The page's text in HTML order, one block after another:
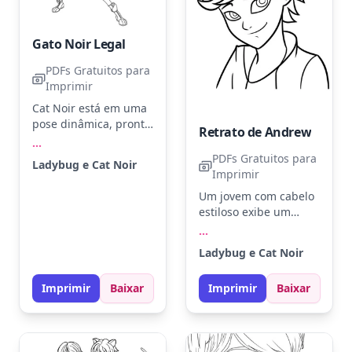
Gato Noir Legal
PDFs Gratuitos para
Imprimir
Cat Noir está em uma
pose dinâmica, pronto
dourado para seus
...
Ladybug e Cat Noir
Imprimir Baixar
Retrato de Andrew
PDFs Gratuitos para
Imprimir
Um jovem com cabelo
estiloso exibe um
como dourado para o
cabelo e azul para os
olhos. Use lápis de cor
para destacar o brilho
...
Ladybug e Cat Noir
Imprimir Baixar